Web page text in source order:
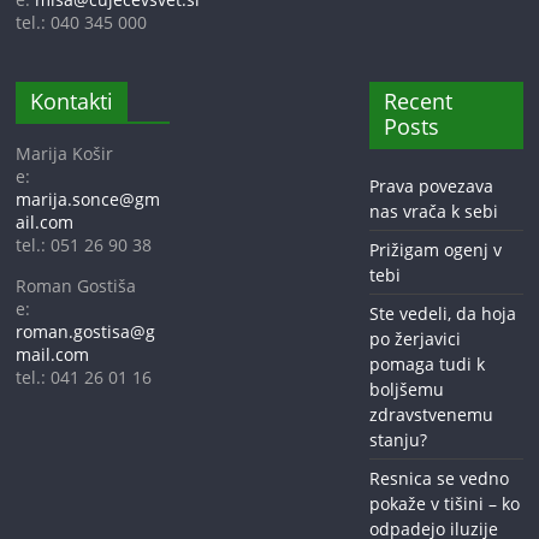
tel.: 040 345 000
Kontakti
Marija Košir
e:
marija.sonce@gm
ail.com
tel.: 051 26 90 38
Roman Gostiša
e:
roman.gostisa@g
mail.com
tel.: 041 26 01 16
Recent
Posts
Prava povezava
nas vrača k sebi
Prižigam ogenj v
tebi
Ste vedeli, da hoja
po žerjavici
pomaga tudi k
boljšemu
zdravstvenemu
stanju?
Resnica se vedno
pokaže v tišini – ko
odpadejo iluzije